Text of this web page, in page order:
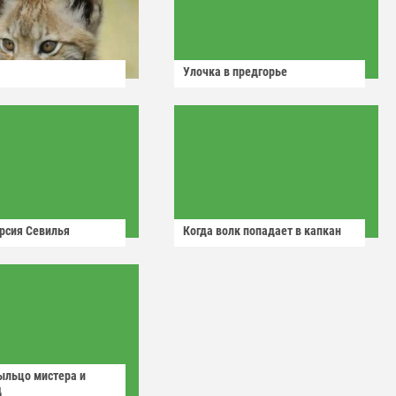
Улочка в предгорье
Севилья Когда волк попадает в капкан
мистера и